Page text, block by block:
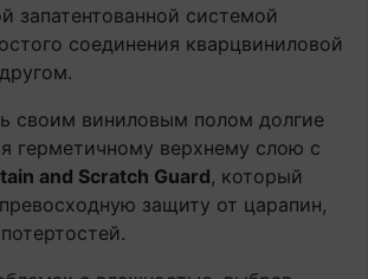
запатентованной системой
соединения кварцвиниловой
своим виниловым полом долгие
герметичному верхнему слою с
and Scratch Guard, который
защиту от царапин,